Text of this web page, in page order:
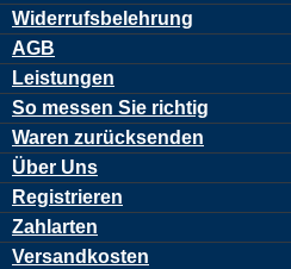
Widerrufsbelehrung
AGB
Leistungen
So messen Sie richtig
Waren zurücksenden
Über Uns
Registrieren
Zahlarten
Versandkosten